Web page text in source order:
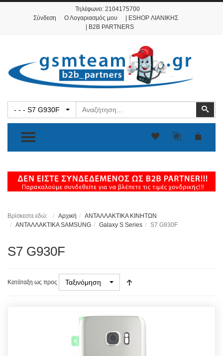
Τηλέφωνο: 2104175700
Σύνδεση
Ο Λογαριασμός μου
| ESHOP ΛΙΑΝΙΚΗΣ
| B2B PARTNERS
- - - S7 G930F
TOGGLE MENU
Βρίσκεστε εδώ: Αρχική
ΑΝΤΑΛΛΑΚΤΙΚΑ ΚΙΝΗΤΩΝ
ΑΝΤΑΛΛΑΚΤΙΚΑ SAMSUNG
Galaxy S Series S7 G930F
S7 G930F
Κατάταξη ως προς Ταξινόμηση